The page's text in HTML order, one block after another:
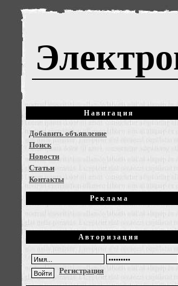
Навигация
Добавить объявление
Поиск
Новости
Статьи
Контакты
Реклама
Авторизация
Регистрация